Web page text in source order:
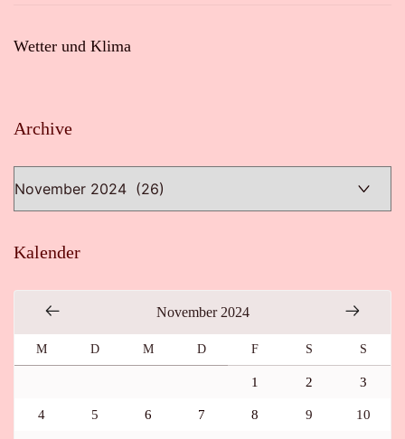
Wetter und Klima
Archive
Kalender
November 2024
M D M D F S S
1 2 3
4 5 6 7 8 9 10